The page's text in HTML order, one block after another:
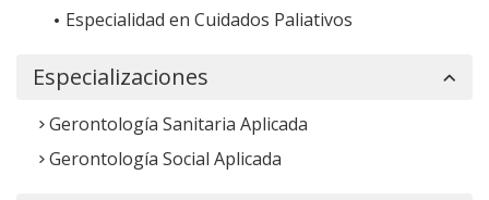
Especialidad en Cuidados Paliativos
Especializaciones
Gerontología Sanitaria Aplicada
Gerontología Social Aplicada
(Italia)